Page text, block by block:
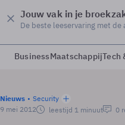
Jouw vak in je
De beste leeservaring met de
BusinessMaatschappijTech
Nieuws
Security
9 mei 2012
leestijd 1 minuut 0